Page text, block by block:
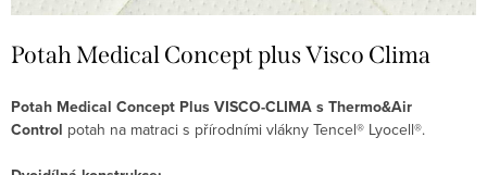
Potah Medical Concept plus Visco Clima
Potah Medical Concept Plus VISCO-CLIMA s Thermo&Air
Control potah na matraci s přírodními vlákny Tencel® Lyocell®.